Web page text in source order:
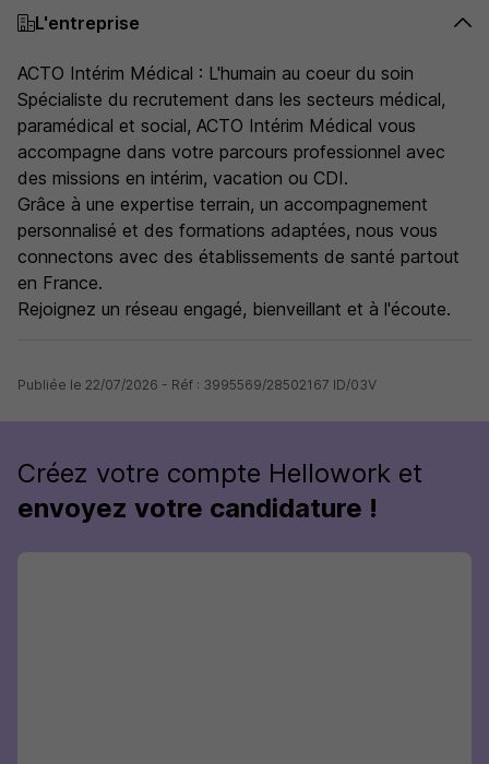
L'entreprise
ACTO Intérim Médical : L'humain au coeur du soin
Spécialiste du recrutement dans les secteurs médical,
paramédical et social, ACTO Intérim Médical vous
accompagne dans votre parcours professionnel avec
des missions en intérim, vacation ou CDI.
Grâce à une expertise terrain, un accompagnement
personnalisé et des formations adaptées, nous vous
connectons avec des établissements de santé partout
en France.
Rejoignez un réseau engagé, bienveillant et à l'écoute.
Publiée le 22/07/2026 - Réf : 3995569/28502167 ID/03V
Créez votre compte Hellowork et
envoyez votre candidature !